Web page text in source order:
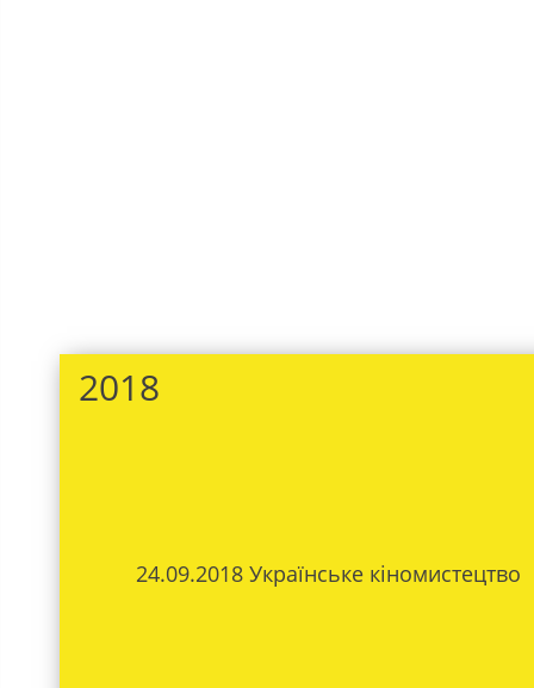
2018
24.09.2018 Українське кіномистецтво